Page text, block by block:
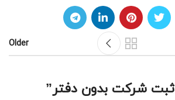
Older
ثبت شرکت بدون دفتر”